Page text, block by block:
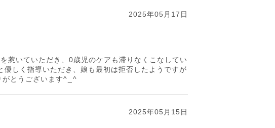
2025年05月17日
惹いていただき、0歳児のケアも滞りなくこなしてい
しく指導いただき、娘も最初は拒否したようですが
がとうございます^⁠_⁠^
2025年05月15日